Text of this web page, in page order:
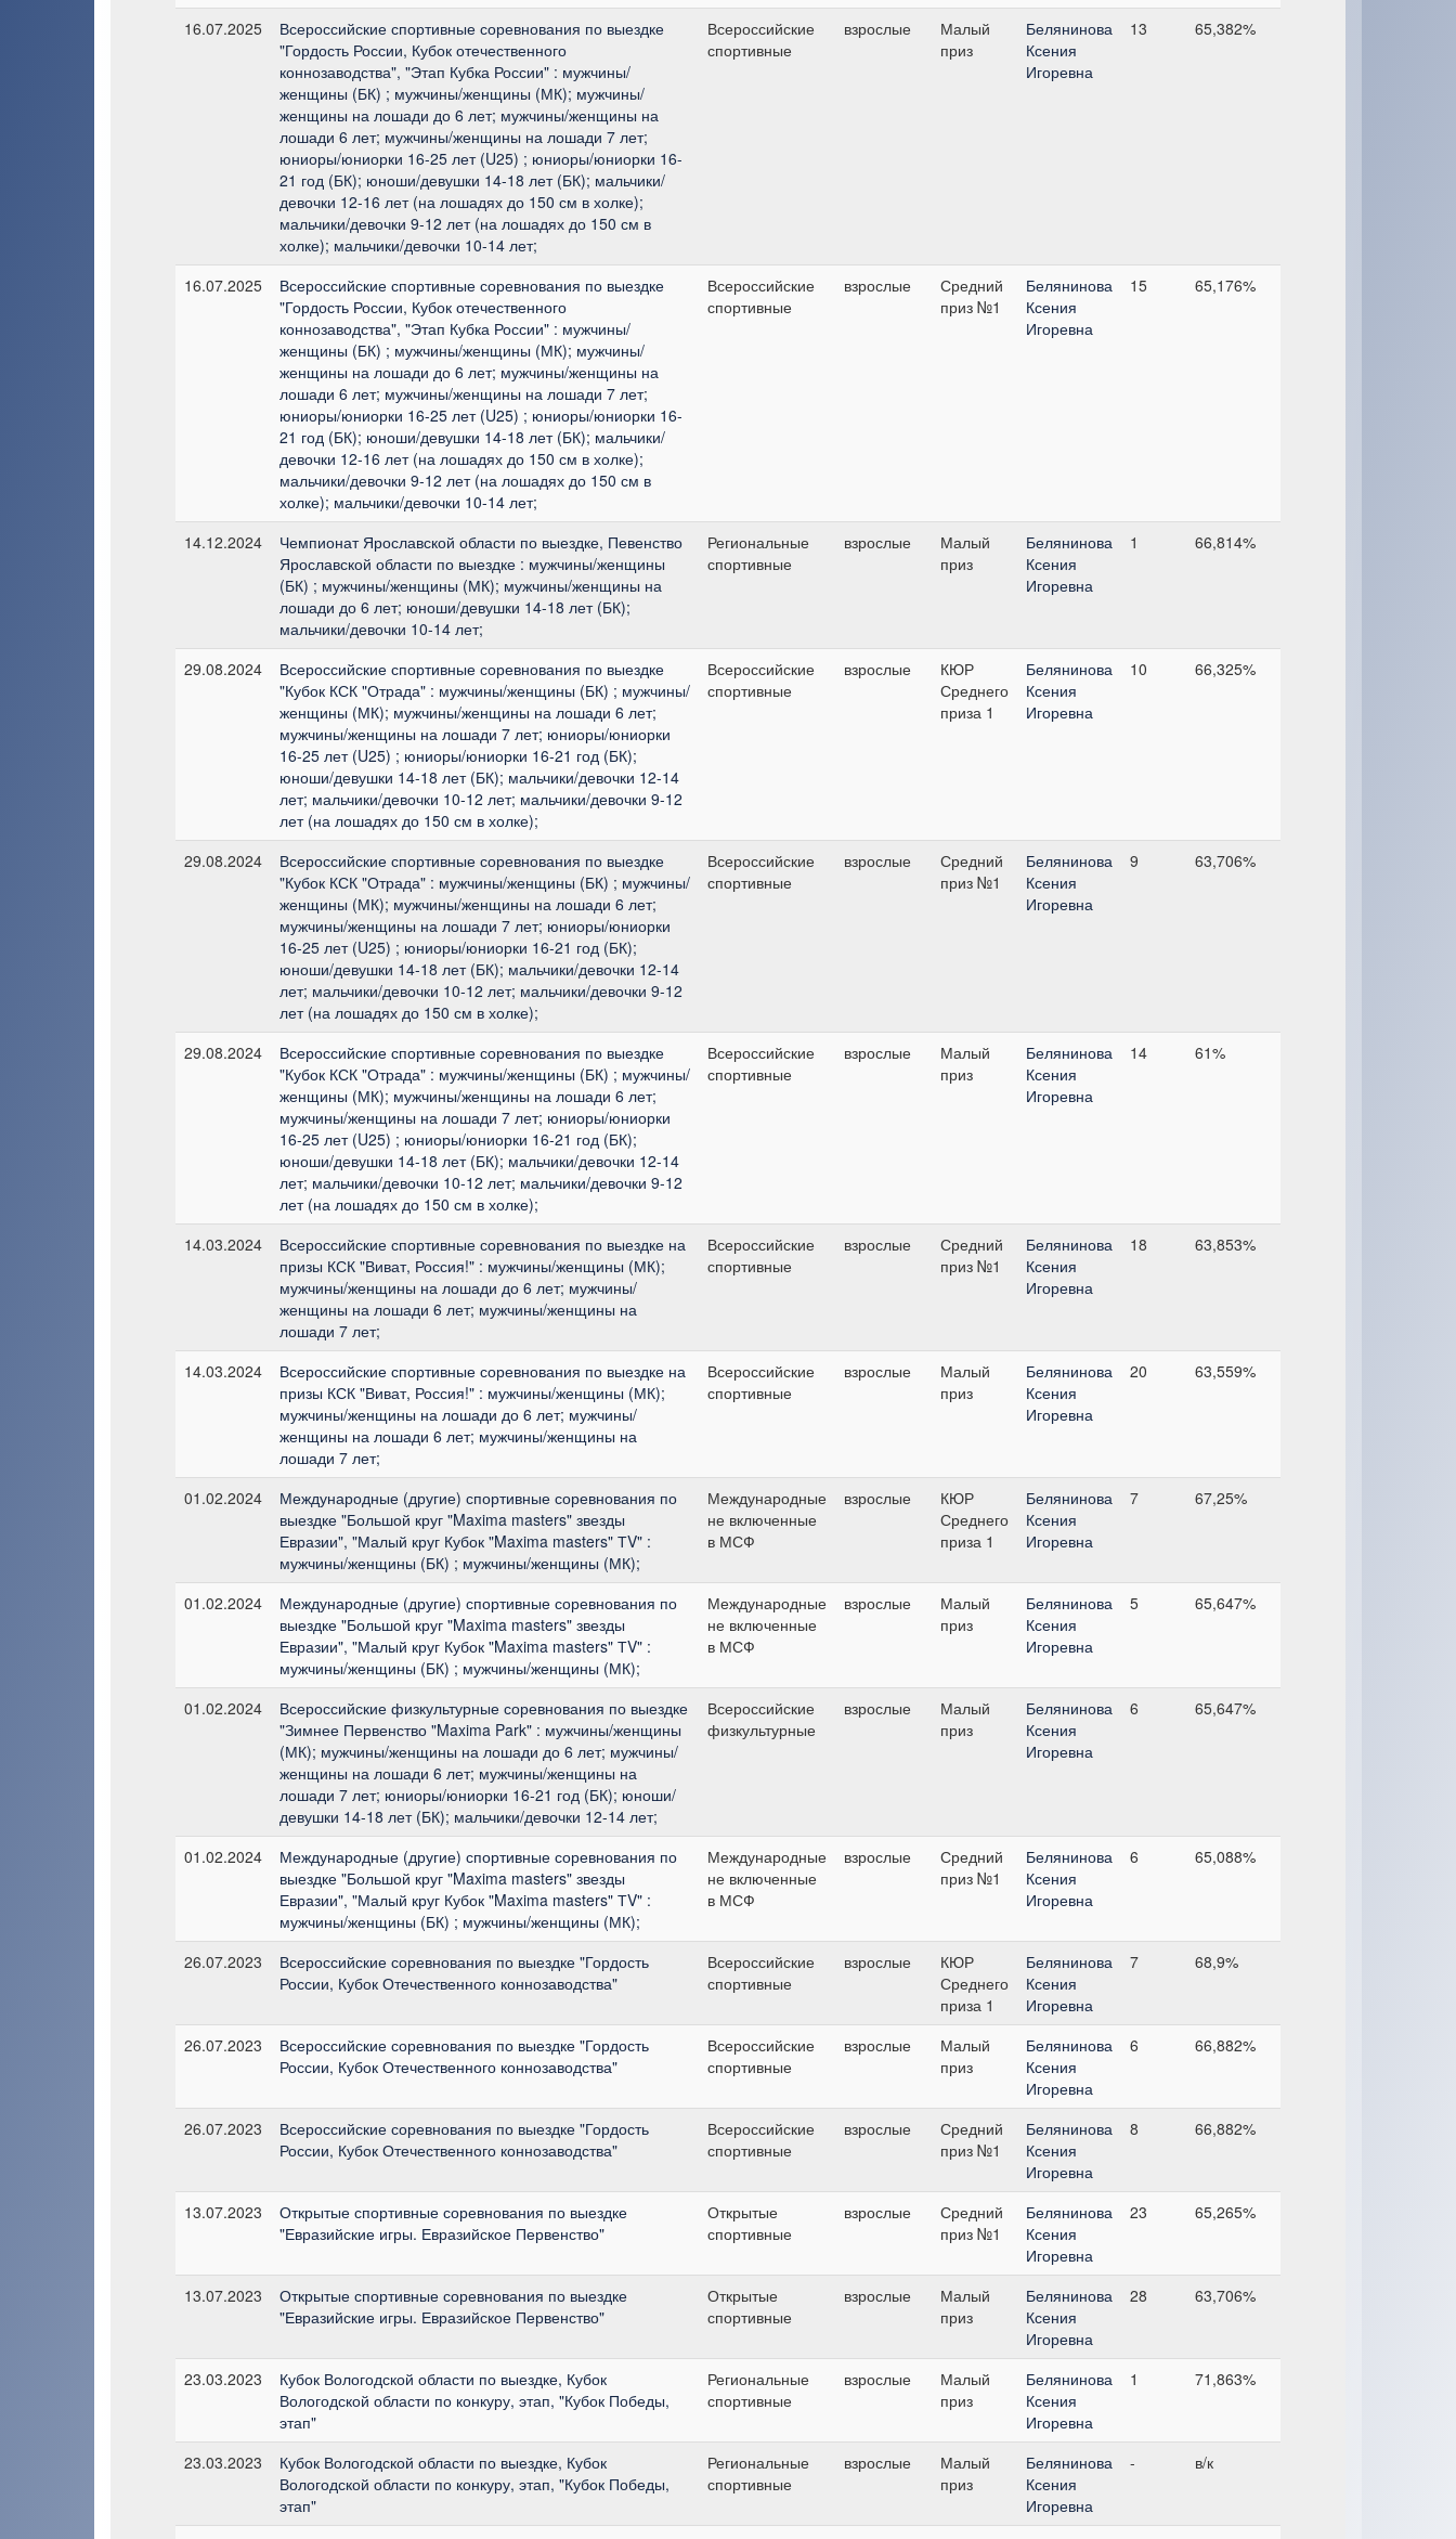
16.07.2025
Всероссийские спортивные соревнования по выездке
"Гордость России, Кубок отечественного
коннозаводства", "Этап Кубка России" : мужчины/
женщины (БК) ; мужчины/женщины (МК); мужчины/
женщины на лошади до 6 лет; мужчины/женщины на
лошади 6 лет; мужчины/женщины на лошади 7 лет;
юниоры/юниорки 16-25 лет (U25) ; юниоры/юниорки 16-
21 год (БК); юноши/девушки 14-18 лет (БК); мальчики/
девочки 12-16 лет (на лошадях до 150 см в холке);
мальчики/девочки 9-12 лет (на лошадях до 150 см в
холке); мальчики/девочки 10-14 лет;
Всероссийские
спортивные
взрослые
Малый
приз
Белянинова
Ксения
Игоревна
13 65,382%
16.07.2025
Всероссийские спортивные соревнования по выездке
"Гордость России, Кубок отечественного
коннозаводства", "Этап Кубка России" : мужчины/
женщины (БК) ; мужчины/женщины (МК); мужчины/
женщины на лошади до 6 лет; мужчины/женщины на
лошади 6 лет; мужчины/женщины на лошади 7 лет;
юниоры/юниорки 16-25 лет (U25) ; юниоры/юниорки 16-
21 год (БК); юноши/девушки 14-18 лет (БК); мальчики/
девочки 12-16 лет (на лошадях до 150 см в холке);
мальчики/девочки 9-12 лет (на лошадях до 150 см в
холке); мальчики/девочки 10-14 лет;
Всероссийские
спортивные
взрослые
Средний
приз №1
Белянинова
Ксения
Игоревна
15 65,176%
14.12.2024
Чемпионат Ярославской области по выездке, Певенство
Ярославской области по выездке : мужчины/женщины
(БК) ; мужчины/женщины (МК); мужчины/женщины на
лошади до 6 лет; юноши/девушки 14-18 лет (БК);
мальчики/девочки 10-14 лет;
Региональные
спортивные
взрослые
Малый
приз
Белянинова
Ксения
Игоревна
1 66,814%
29.08.2024
Всероссийские спортивные соревнования по выездке
"Кубок КСК "Отрада" : мужчины/женщины (БК) ; мужчины/
женщины (МК); мужчины/женщины на лошади 6 лет;
мужчины/женщины на лошади 7 лет; юниоры/юниорки
16-25 лет (U25) ; юниоры/юниорки 16-21 год (БК);
юноши/девушки 14-18 лет (БК); мальчики/девочки 12-14
лет; мальчики/девочки 10-12 лет; мальчики/девочки 9-12
лет (на лошадях до 150 см в холке);
Всероссийские
спортивные
взрослые
КЮР
Среднего
приза 1
Белянинова
Ксения
Игоревна
10 66,325%
29.08.2024
Всероссийские спортивные соревнования по выездке
"Кубок КСК "Отрада" : мужчины/женщины (БК) ; мужчины/
женщины (МК); мужчины/женщины на лошади 6 лет;
мужчины/женщины на лошади 7 лет; юниоры/юниорки
16-25 лет (U25) ; юниоры/юниорки 16-21 год (БК);
юноши/девушки 14-18 лет (БК); мальчики/девочки 12-14
лет; мальчики/девочки 10-12 лет; мальчики/девочки 9-12
лет (на лошадях до 150 см в холке);
Всероссийские
спортивные
взрослые
Средний
приз №1
Белянинова
Ксения
Игоревна
9 63,706%
29.08.2024
Всероссийские спортивные соревнования по выездке
"Кубок КСК "Отрада" : мужчины/женщины (БК) ; мужчины/
женщины (МК); мужчины/женщины на лошади 6 лет;
мужчины/женщины на лошади 7 лет; юниоры/юниорки
16-25 лет (U25) ; юниоры/юниорки 16-21 год (БК);
юноши/девушки 14-18 лет (БК); мальчики/девочки 12-14
лет; мальчики/девочки 10-12 лет; мальчики/девочки 9-12
лет (на лошадях до 150 см в холке);
Всероссийские
спортивные
взрослые
Малый
приз
Белянинова
Ксения
Игоревна
14 61%
14.03.2024
Всероссийские спортивные соревнования по выездке на
призы КСК "Виват, Россия!" : мужчины/женщины (МК);
мужчины/женщины на лошади до 6 лет; мужчины/
женщины на лошади 6 лет; мужчины/женщины на
лошади 7 лет;
Всероссийские
спортивные
взрослые
Средний
приз №1
Белянинова
Ксения
Игоревна
18 63,853%
14.03.2024
Всероссийские спортивные соревнования по выездке на
призы КСК "Виват, Россия!" : мужчины/женщины (МК);
мужчины/женщины на лошади до 6 лет; мужчины/
женщины на лошади 6 лет; мужчины/женщины на
лошади 7 лет;
Всероссийские
спортивные
взрослые
Малый
приз
Белянинова
Ксения
Игоревна
20 63,559%
01.02.2024
Международные (другие) спортивные соревнования по
выездке "Большой круг "Maxima masters" звезды
Евразии", "Малый круг Кубок "Maxima masters" ТV" :
мужчины/женщины (БК) ; мужчины/женщины (МК);
Международные
не включенные
в МСФ
взрослые
КЮР
Среднего
приза 1
Белянинова
Ксения
Игоревна
7 67,25%
01.02.2024
Международные (другие) спортивные соревнования по
выездке "Большой круг "Maxima masters" звезды
Евразии", "Малый круг Кубок "Maxima masters" ТV" :
мужчины/женщины (БК) ; мужчины/женщины (МК);
Международные
не включенные
в МСФ
взрослые
Малый
приз
Белянинова
Ксения
Игоревна
5 65,647%
01.02.2024
Всероссийские физкультурные соревнования по выездке
"Зимнее Первенство "Maxima Park" : мужчины/женщины
(МК); мужчины/женщины на лошади до 6 лет; мужчины/
женщины на лошади 6 лет; мужчины/женщины на
лошади 7 лет; юниоры/юниорки 16-21 год (БК); юноши/
девушки 14-18 лет (БК); мальчики/девочки 12-14 лет;
Всероссийские
физкультурные
взрослые
Малый
приз
Белянинова
Ксения
Игоревна
6 65,647%
01.02.2024
Международные (другие) спортивные соревнования по
выездке "Большой круг "Maxima masters" звезды
Евразии", "Малый круг Кубок "Maxima masters" ТV" :
мужчины/женщины (БК) ; мужчины/женщины (МК);
Международные
не включенные
в МСФ
взрослые
Средний
приз №1
Белянинова
Ксения
Игоревна
6 65,088%
26.07.2023
Всероссийские соревнования по выездке "Гордость
России, Кубок Отечественного коннозаводства"
Всероссийские
спортивные
взрослые
КЮР
Среднего
приза 1
Белянинова
Ксения
Игоревна
7 68,9%
26.07.2023
Всероссийские соревнования по выездке "Гордость
России, Кубок Отечественного коннозаводства"
Всероссийские
спортивные
взрослые
Малый
приз
Белянинова
Ксения
Игоревна
6 66,882%
26.07.2023
Всероссийские соревнования по выездке "Гордость
России, Кубок Отечественного коннозаводства"
Всероссийские
спортивные
взрослые
Средний
приз №1
Белянинова
Ксения
Игоревна
8 66,882%
13.07.2023
Открытые спортивные соревнования по выездке
"Евразийские игры. Евразийское Первенство"
Открытые
спортивные
взрослые
Средний
приз №1
Белянинова
Ксения
Игоревна
23 65,265%
13.07.2023
Открытые спортивные соревнования по выездке
"Евразийские игры. Евразийское Первенство"
Открытые
спортивные
взрослые
Малый
приз
Белянинова
Ксения
Игоревна
28 63,706%
23.03.2023
Кубок Вологодской области по выездке, Кубок
Вологодской области по конкуру, этап, "Кубок Победы,
этап"
Региональные
спортивные
взрослые
Малый
приз
Белянинова
Ксения
Игоревна
1 71,863%
23.03.2023
Кубок Вологодской области по выездке, Кубок
Вологодской области по конкуру, этап, "Кубок Победы,
этап"
Региональные
спортивные
взрослые
Малый
приз
Белянинова
Ксения
Игоревна
- в/к